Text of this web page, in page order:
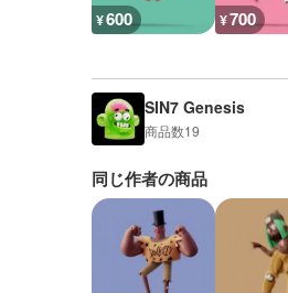
¥600 ¥700
SIN7 Genesis
商品数19
同じ作者の商品